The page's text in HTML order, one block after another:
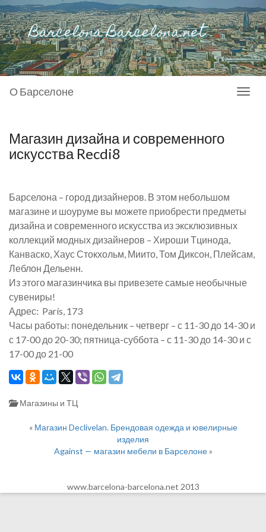
О Барселоне
Магазин дизайна и современного
искусства Recdi8
Барселона – город дизайнеров. В этом небольшом
магазине и шоуруме вы можете приобрести предметы
дизайна и современного искусства из эксклюзивных
коллекций модных дизайнеров – Хироши Тцинода,
Канваско, Хаус Стокхольм, Миито, Том Диксон, Плейсам,
Леблон Дельенн.
Из этого магазинчика вы привезете самые необычные
сувениры!
Адрес: París, 173
Часы работы: понедельник – четверг – с 11-30 до 14-30 и
с 17-00 до 20-30; пятница-суббота – с 11-30 до 14-30 и с
17-00 до 21-00
Магазины и ТЦ
« Магазин Declivelan. Брендовая одежда и ювелирные
изделия
Against — магазин мебели в Барселоне»
www.barcelona-barcelona.net 2013